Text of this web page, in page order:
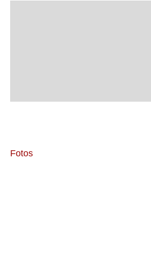
Fotos